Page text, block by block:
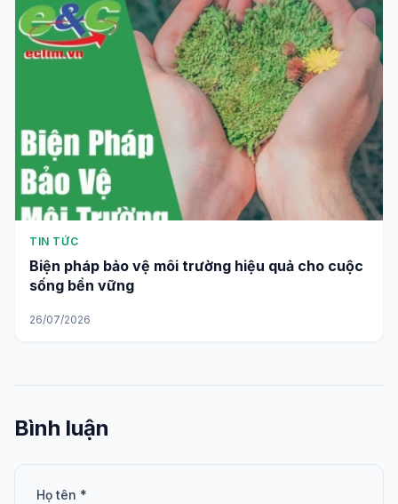
TIN TỨC
Biện pháp bảo vệ môi trường hiệu quả cho cuộc
sống bền vững
26/07/2026
Bình luận
Họ tên *